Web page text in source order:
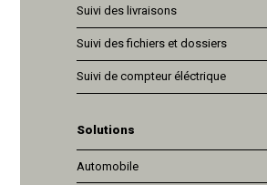
Suivi des livraisons
Suivi des fichiers et dossiers
Suivi de compteur éléctrique
Solutions
Automobile